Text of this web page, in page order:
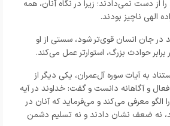
از دست نمی‌دادند؛ زیرا در نگاه آنان، همه
الهی ناچیز بودند.
در جان انسان قوی‌تر شود، سستی از او
حوادث بزرگ، استوارتر عمل می‌کند.
به آیات سوره آل‌عمران، یکی دیگر از
و آگاهانه دانست و گفت: خداوند در آیه
را الگو معرفی می‌کند و می‌فرماید که آنان در
نه ضعف نشان دادند و نه تسلیم دشمن